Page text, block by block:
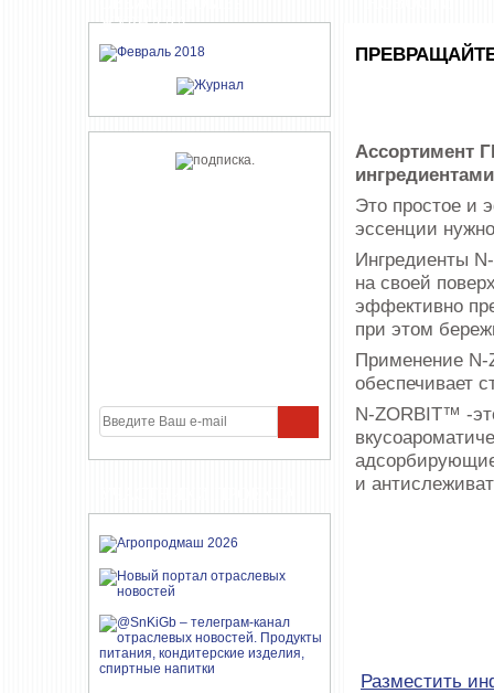
ЖУРНАЛА
Ассортимент
Это простое и
эссенции
Ингредиенты
на своей
эффективно
при этом
Применение N-
обеспечивает
N-ZORBIT™ -
и
Разместить